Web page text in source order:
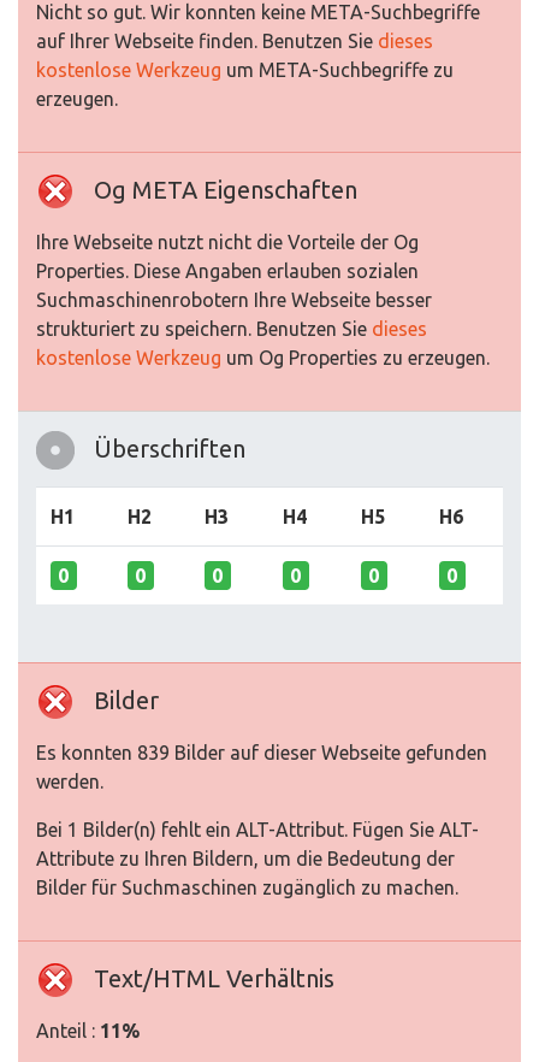
Nicht so gut. Wir konnten keine META-Suchbegriffe
auf Ihrer Webseite finden. Benutzen Sie dieses
kostenlose Werkzeug um META-Suchbegriffe zu
erzeugen.
Og META Eigenschaften
Ihre Webseite nutzt nicht die Vorteile der Og
Properties. Diese Angaben erlauben sozialen
Suchmaschinenrobotern Ihre Webseite besser
strukturiert zu speichern. Benutzen Sie dieses
kostenlose Werkzeug um Og Properties zu erzeugen.
Überschriften
H1 H2 H3 H4 H5 H6
0 0 0 0 0 0
Bilder
Es konnten 839 Bilder auf dieser Webseite gefunden
werden.
Bei 1 Bilder(n) fehlt ein ALT-Attribut. Fügen Sie ALT-
Attribute zu Ihren Bildern, um die Bedeutung der
Bilder für Suchmaschinen zugänglich zu machen.
Text/HTML Verhältnis
Anteil : 11%